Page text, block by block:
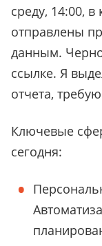
среду, 14:00,
отправлены
данным.
ссылке. Я
отчета,
Ключевые
сегодня: